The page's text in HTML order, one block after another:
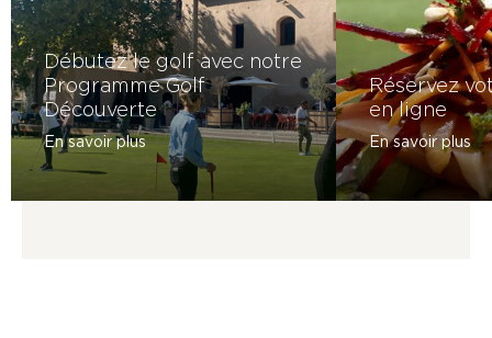
Débutez le golf avec notre
Programme Golf
Découverte
En savoir plus
Réservez
en ligne
En savoir plus